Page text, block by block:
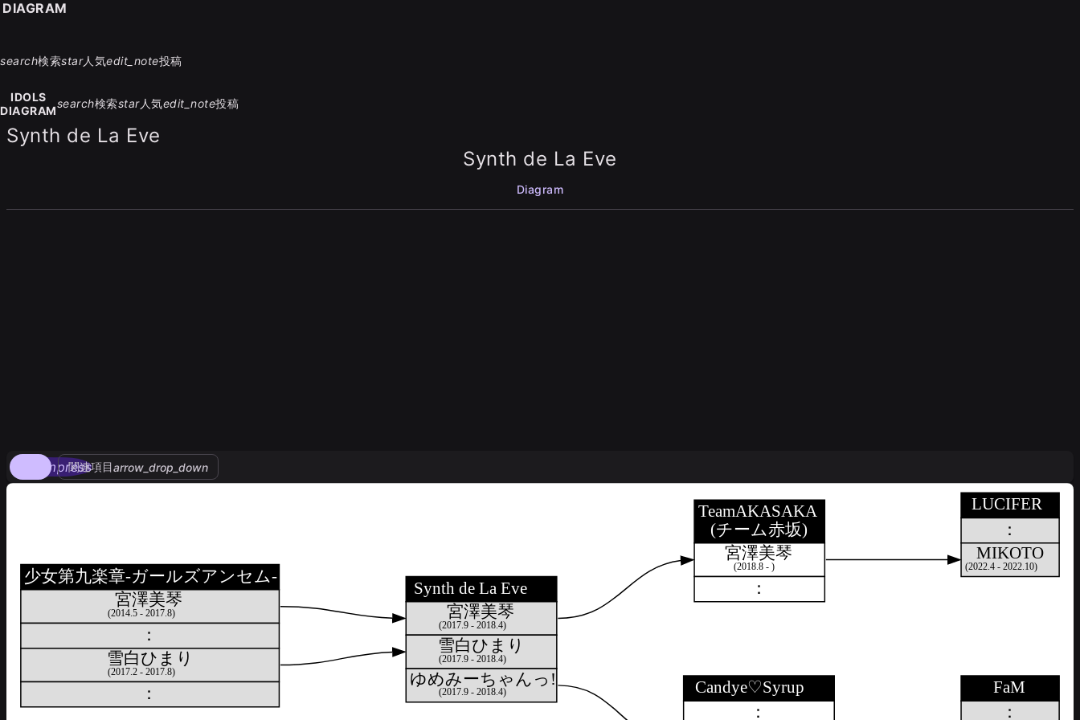
search検索star人気edit_note投稿
IDOLS
DIAGRAM
search検索star人気edit_note投稿
Synth de La Eve
Synth de La Eve
Diagram
compress
関連項目arrow_drop_down